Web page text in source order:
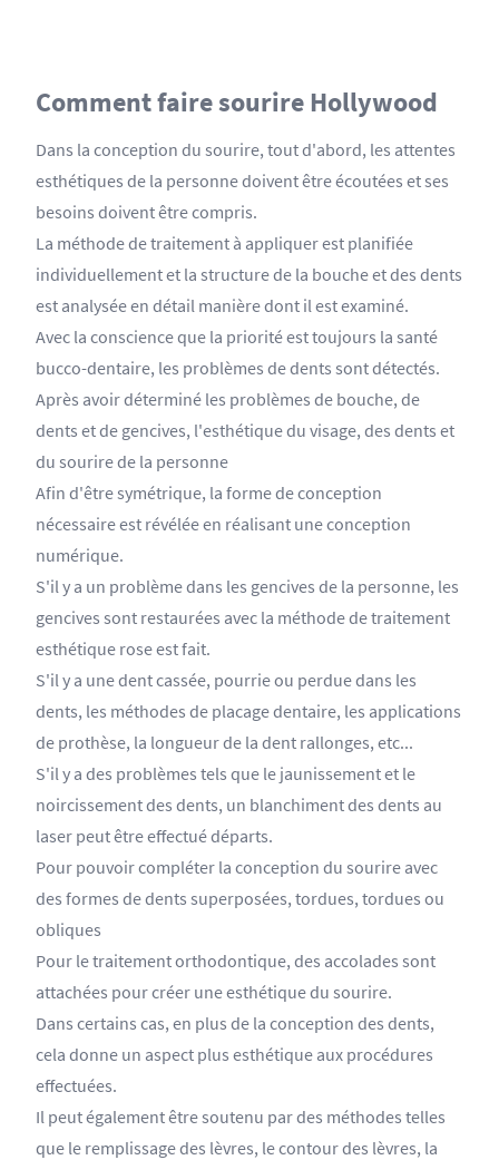
Comment faire sourire Hollywood
Dans la conception du sourire, tout d'abord, les attentes
esthétiques de la personne doivent être écoutées et ses
besoins doivent être compris.
La méthode de traitement à appliquer est planifiée
individuellement et la structure de la bouche et des dents
est analysée en détail manière dont il est examiné.
Avec la conscience que la priorité est toujours la santé
bucco-dentaire, les problèmes de dents sont détectés.
Après avoir déterminé les problèmes de bouche, de
dents et de gencives, l'esthétique du visage, des dents et
du sourire de la personne
Afin d'être symétrique, la forme de conception
nécessaire est révélée en réalisant une conception
numérique.
S'il y a un problème dans les gencives de la personne, les
gencives sont restaurées avec la méthode de traitement
esthétique rose est fait.
S'il y a une dent cassée, pourrie ou perdue dans les
dents, les méthodes de placage dentaire, les applications
de prothèse, la longueur de la dent rallonges, etc...
S'il y a des problèmes tels que le jaunissement et le
noircissement des dents, un blanchiment des dents au
laser peut être effectué départs.
Pour pouvoir compléter la conception du sourire avec
des formes de dents superposées, tordues, tordues ou
obliques
Pour le traitement orthodontique, des accolades sont
attachées pour créer une esthétique du sourire.
Dans certains cas, en plus de la conception des dents,
cela donne un aspect plus esthétique aux procédures
effectuées.
Il peut également être soutenu par des méthodes telles
que le remplissage des lèvres, le contour des lèvres, la